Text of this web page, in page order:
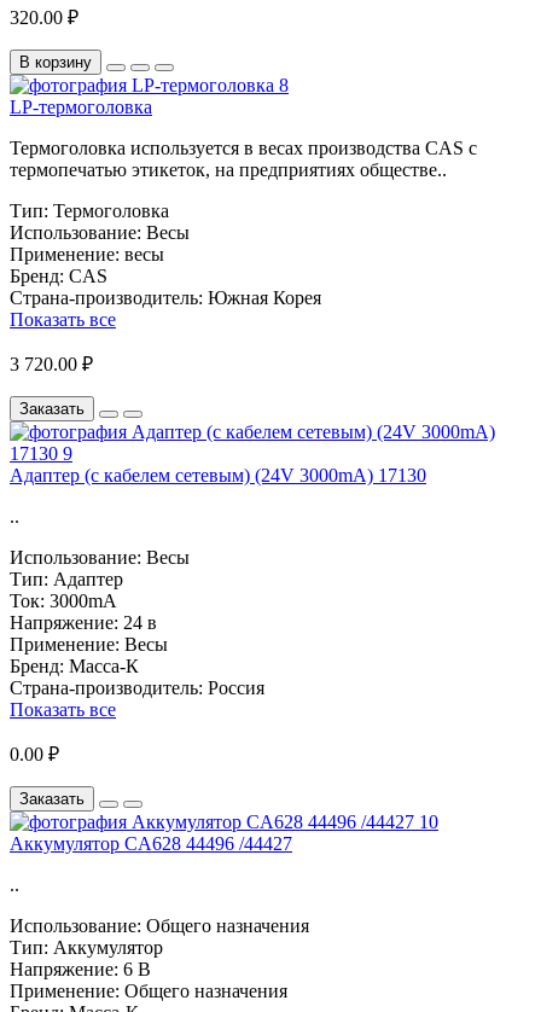
320.00 ₽
В корзину
LP-термоголовка
Термоголовка используется в весах производства CAS с
термопечатью этикеток, на предприятиях обществе..
Тип: Термоголовка
Использование: Весы
Применение: весы
Бренд: CAS
Страна-производитель: Южная Корея
Показать все
3 720.00 ₽
Заказать
Адаптер (с кабелем сетевым) (24V 3000mA) 17130
..
Использование: Весы
Тип: Адаптер
Ток: 3000mA
Напряжение: 24 в
Применение: Весы
Бренд: Масса-К
Страна-производитель: Россия
Показать все
0.00 ₽
Заказать
Аккумулятор CA628 44496 /44427
..
Использование: Общего назначения
Тип: Аккумулятор
Напряжение: 6 В
Применение: Общего назначения